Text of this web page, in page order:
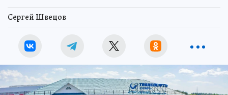
Сергей Швецов